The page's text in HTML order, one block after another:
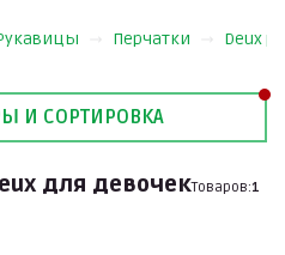
Перчатки Deux
И СОРТИРОВКА
для девочекТоваров:1